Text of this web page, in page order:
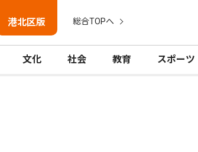
港北区版 総合TOPへ
文化 社会 教育 スポーツ